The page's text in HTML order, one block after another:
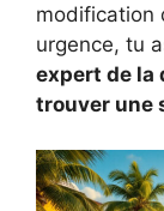
modification
urgence, tu
expert de la
trouver une